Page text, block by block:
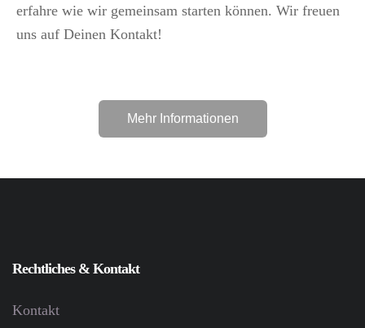
erfahre wie wir gemeinsam starten können. Wir freuen
uns auf Deinen Kontakt!
Mehr Informationen
Rechtliches & Kontakt
Kontakt